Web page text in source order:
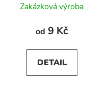
Zakázková výroba
od 9 Kč
DETAIL